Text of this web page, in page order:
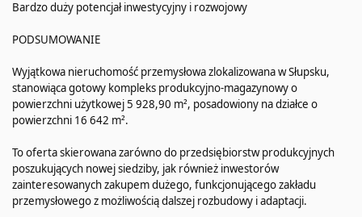
Bardzo duży potencjał inwestycyjny i rozwojowy
PODSUMOWANIE
Wyjątkowa nieruchomość przemysłowa zlokalizowana w Słupsku,
stanowiąca gotowy kompleks produkcyjno-magazynowy o
powierzchni użytkowej 5 928,90 m², posadowiony na działce o
powierzchni 16 642 m².
To oferta skierowana zarówno do przedsiębiorstw produkcyjnych
poszukujących nowej siedziby, jak również inwestorów
zainteresowanych zakupem dużego, funkcjonującego zakładu
przemysłowego z możliwością dalszej rozbudowy i adaptacji.